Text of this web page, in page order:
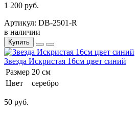
1 200 руб.
Артикул: DB-2501-R
в наличии
Купить
Звезда Искристая 16см цвет синий
Размер 20 см
Цвет
серебро
50 руб.